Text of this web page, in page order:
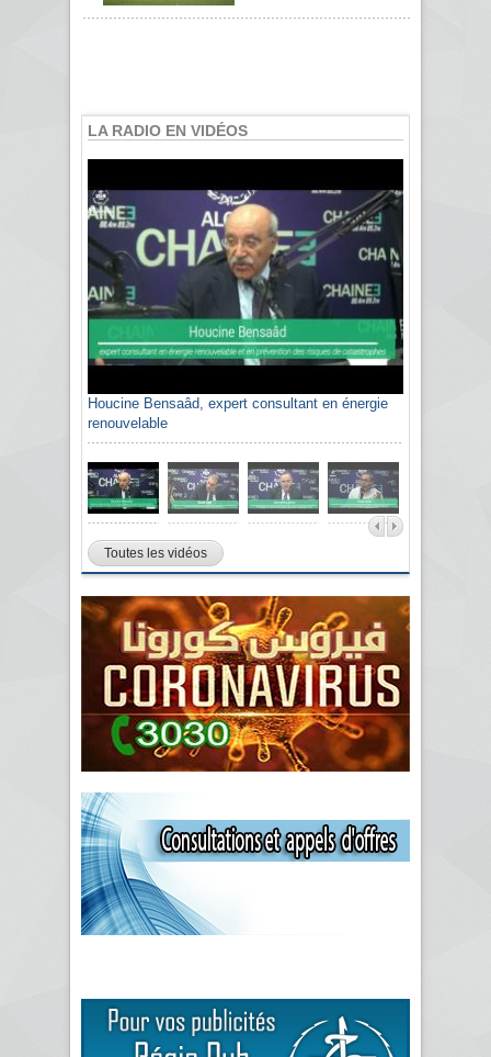
LA RADIO EN VIDÉOS
Houcine Bensaâd, expert consultant en énergie
renouvelable
Toutes les vidéos